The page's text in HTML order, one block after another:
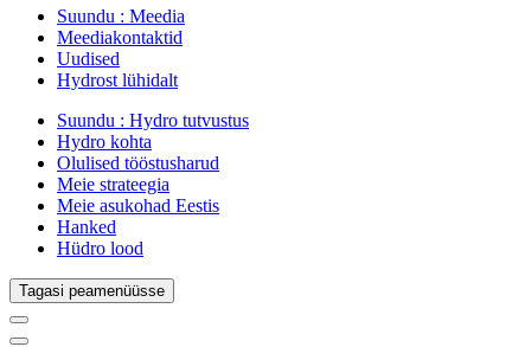
Suundu : Meedia
Meediakontaktid
Uudised
Hydrost lühidalt
Suundu : Hydro tutvustus
Hydro kohta
Olulised tööstusharud
Meie strateegia
Meie asukohad Eestis
Hanked
Hüdro lood
Tagasi peamenüüsse